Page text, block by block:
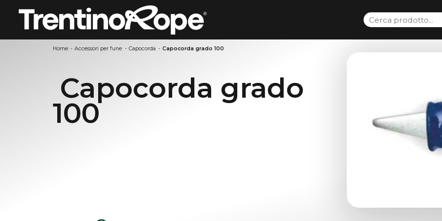
Home - Accessori per fune - Capocorda - Capocorda grado 100
Capocorda grado
100